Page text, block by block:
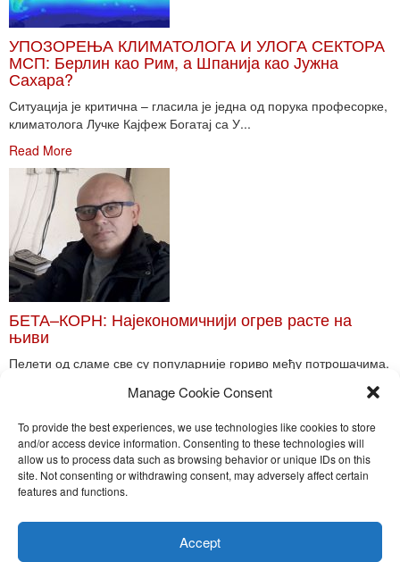
Manage Cookie Consent
To provide the best experiences, we use technologies like cookies to store
and/or access device information. Consenting to these technologies will
allow us to process data such as browsing behavior or unique IDs on this
site. Not consenting or withdrawing consent, may adversely affect certain
features and functions.
Accept
УПОЗОРЕЊА КЛИМАТОЛОГА И УЛОГА СЕКТОРА
МСП: Берлин као Рим, а Шпанија као Јужна
Сахара?
Ситуација је критична – гласила је једна од порука професорке,
климатолога Лучке Кајфеж Богатај са У...
Read More
БЕТА–КОРН: Најекономичнији огрев расте на
њиви
Пелети од сламе све су популарније гориво међу потрошачима.
Toggle
Nira Press d.o.o.
Sadržaj ovog sajta je zakonom zaštićena intelektualna svojina